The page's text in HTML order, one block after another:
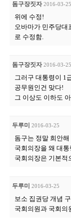
돔구장짓자 2016-03-25
위에 수정!
오바마가 민주당대
로 수정함.
돔구장짓자 2016-03-25
그러구 대통령이 1
공무원인건 맞다!
그 이상도 이하도
두루미 2016-03-25
돔구는 정말 희안해
국회의장을 왜 대
국회의장은 기본적
두루미 2016-03-25
보소 집권당 개념
국회의원과 국회의